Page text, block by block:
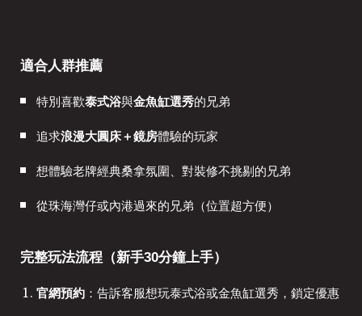
適合人群推薦
特別喜歡泰式浴與金魚缸選秀的兄弟
追求浪漫大圓床＋鏡房體驗的玩家
想體驗老牌經典桑拿氛圍、對裝修不挑剔的兄弟
從珠海灣仔或內港過來的兄弟（位置超方便）
完整玩法流程（新手30分鐘上手）
官網預約 ：告訴客服想玩泰式浴或金魚缸選秀，鎖定優惠